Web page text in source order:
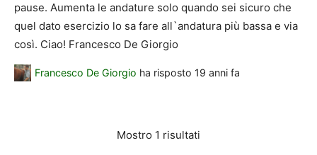
pause. Aumenta le andature solo quando sei sicuro che
quel dato esercizio lo sa fare all`andatura più bassa e via
così. Ciao! Francesco De Giorgio
Francesco De Giorgio ha risposto 19 anni fa
Mostro 1 risultati